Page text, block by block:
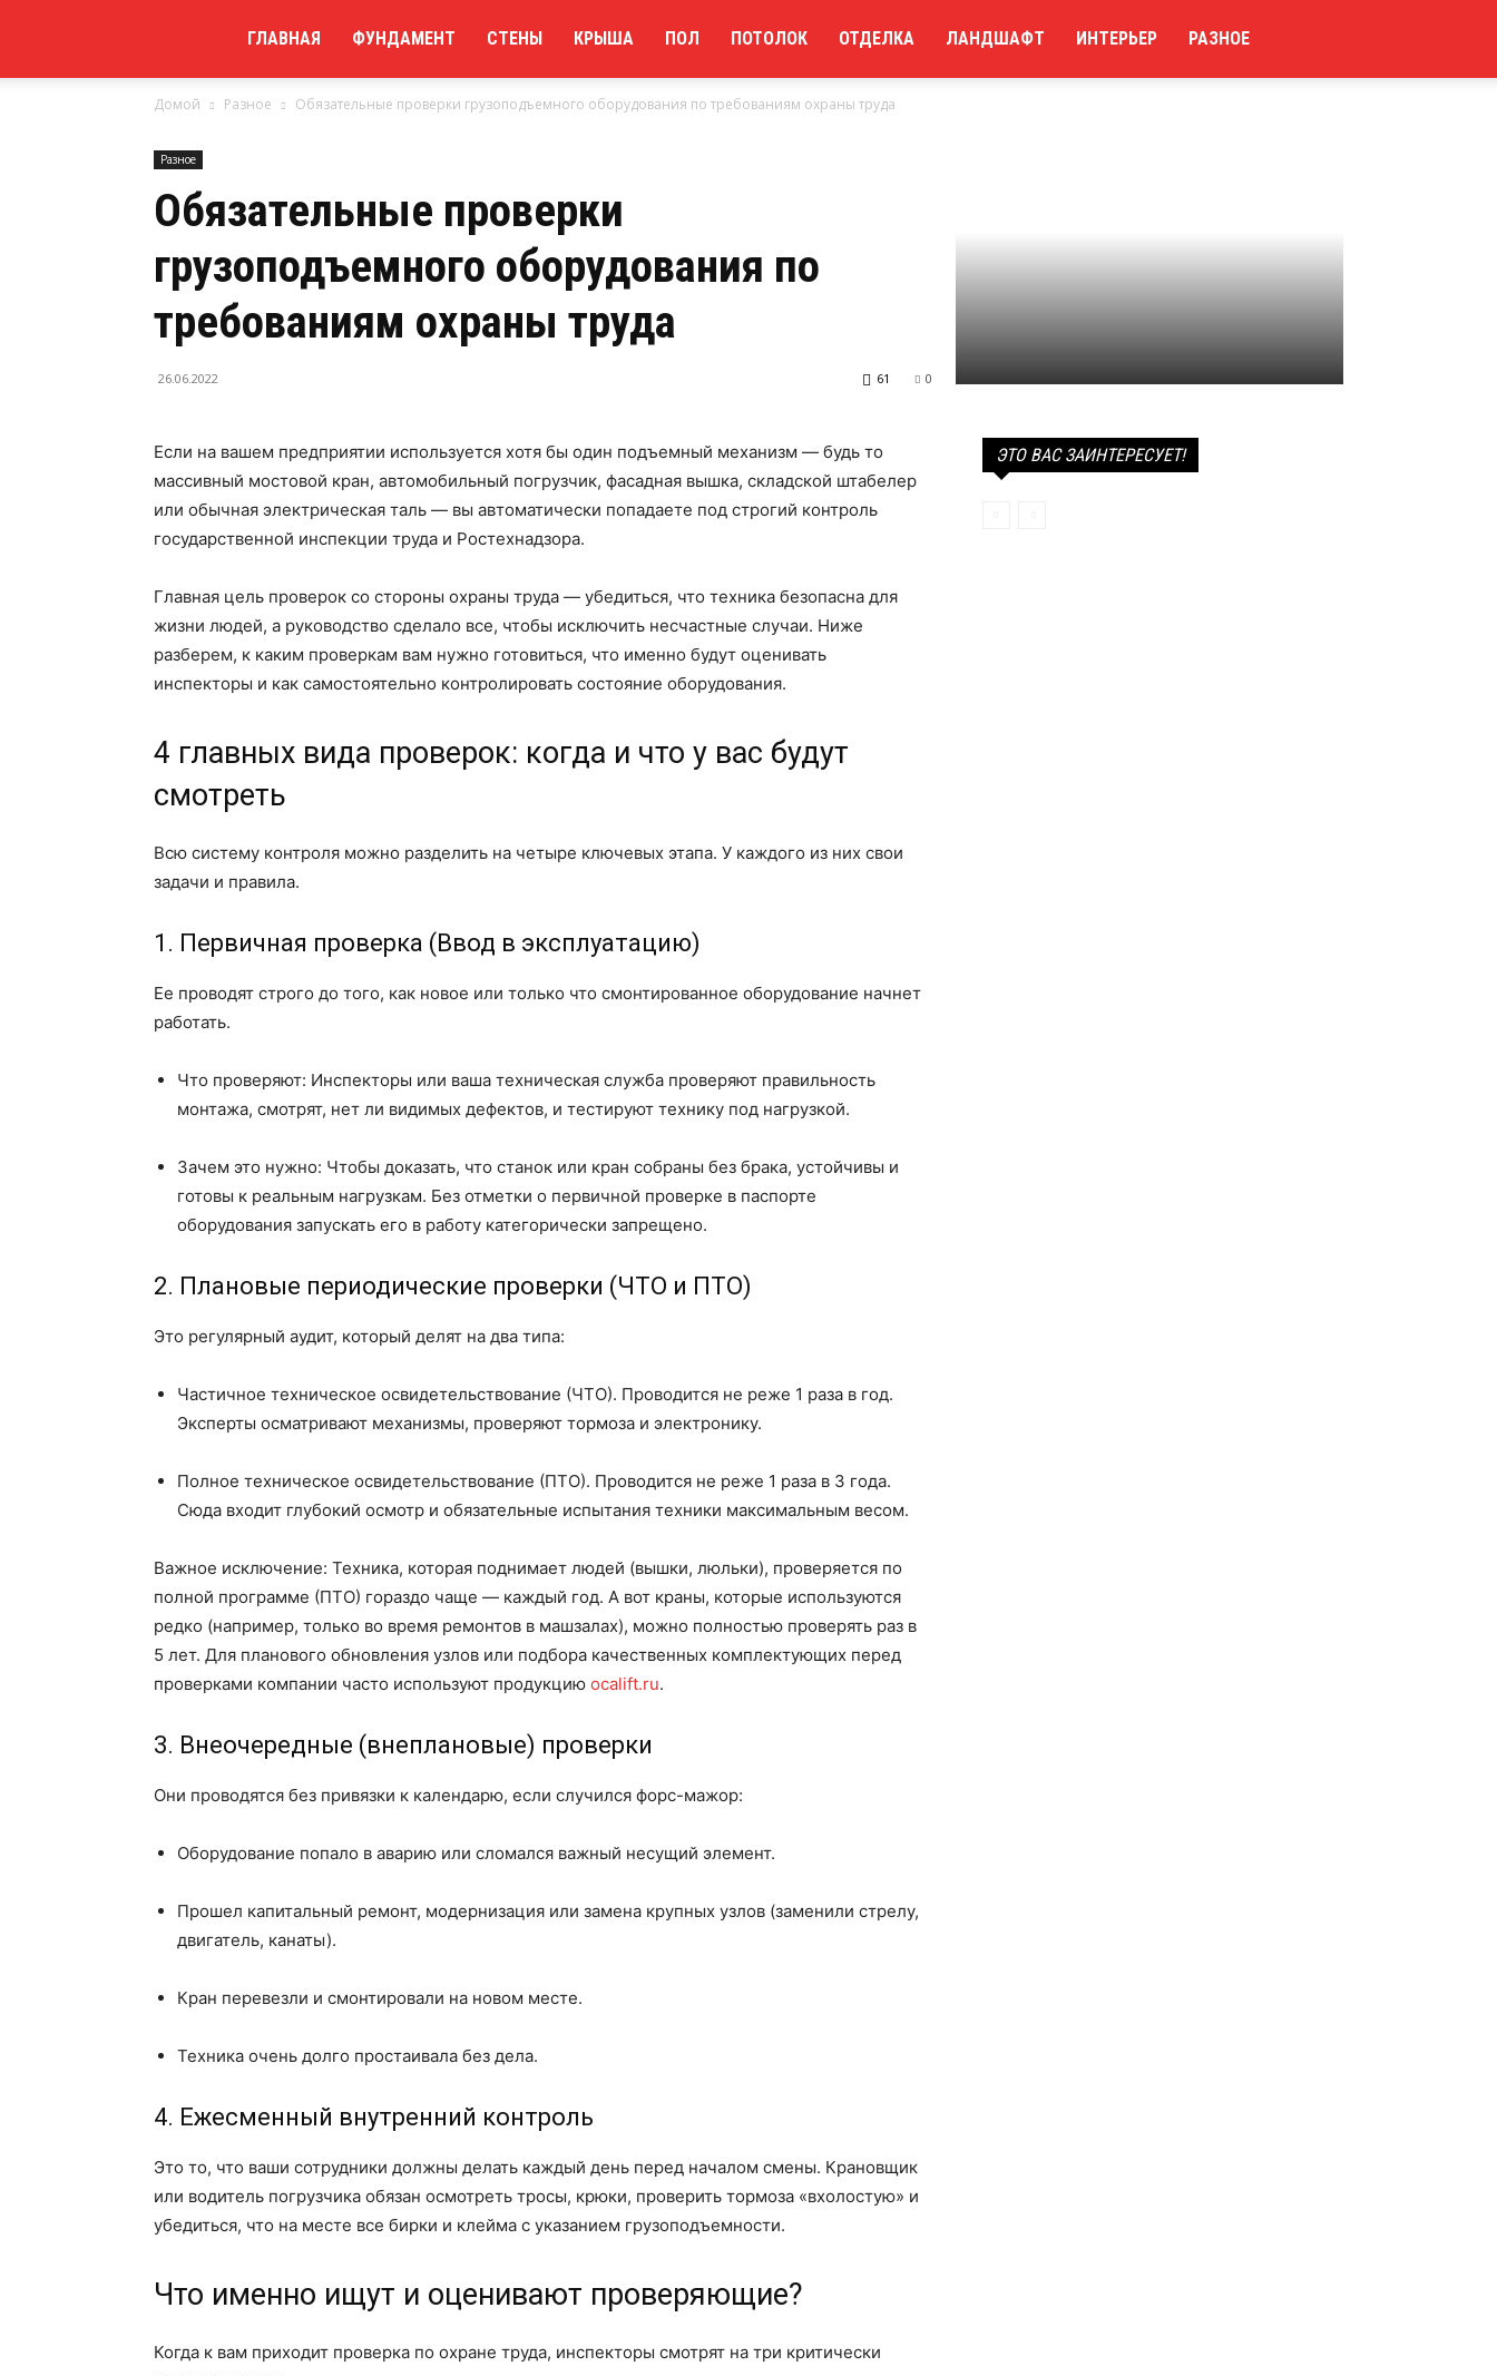
ГЛАВНАЯ ФУНДАМЕНТ СТЕНЫ КРЫША ПОЛ ПОТОЛОК ОТДЕЛКА ЛАНДШАФТ ИНТЕРЬЕР РАЗНОЕ
Домой Разное Обязательные проверки грузоподъемного оборудования по требованиям охраны труда
Разное
Обязательные проверки
грузоподъемного оборудования по
требованиям охраны труда
26.06.2022 0
61
Если на вашем предприятии используется хотя бы один подъемный механизм — будь то
массивный мостовой кран, автомобильный погрузчик, фасадная вышка, складской штабелер
или обычная электрическая таль — вы автоматически попадаете под строгий контроль
государственной инспекции труда и Ростехнадзора.
Главная цель проверок со стороны охраны труда — убедиться, что техника безопасна для
жизни людей, а руководство сделало все, чтобы исключить несчастные случаи. Ниже
разберем, к каким проверкам вам нужно готовиться, что именно будут оценивать
инспекторы и как самостоятельно контролировать состояние оборудования.
4 главных вида проверок: когда и что у вас будут
смотреть
Всю систему контроля можно разделить на четыре ключевых этапа. У каждого из них свои
задачи и правила.
1. Первичная проверка (Ввод в эксплуатацию)
Ее проводят строго до того, как новое или только что смонтированное оборудование начнет
работать.
Что проверяют: Инспекторы или ваша техническая служба проверяют правильность
монтажа, смотрят, нет ли видимых дефектов, и тестируют технику под нагрузкой.
Зачем это нужно: Чтобы доказать, что станок или кран собраны без брака, устойчивы и
готовы к реальным нагрузкам. Без отметки о первичной проверке в паспорте
оборудования запускать его в работу категорически запрещено.
2. Плановые периодические проверки (ЧТО и ПТО)
Это регулярный аудит, который делят на два типа:
Частичное техническое освидетельствование (ЧТО). Проводится не реже 1 раза в год.
Эксперты осматривают механизмы, проверяют тормоза и электронику.
Полное техническое освидетельствование (ПТО). Проводится не реже 1 раза в 3 года.
Сюда входит глубокий осмотр и обязательные испытания техники максимальным весом.
Важное исключение: Техника, которая поднимает людей (вышки, люльки), проверяется по
полной программе (ПТО) гораздо чаще — каждый год. А вот краны, которые используются
редко (например, только во время ремонтов в машзалах), можно полностью проверять раз в
5 лет. Для планового обновления узлов или подбора качественных комплектующих перед
проверками компании часто используют продукцию ocalift.ru.
3. Внеочередные (внеплановые) проверки
Они проводятся без привязки к календарю, если случился форс-мажор:
Оборудование попало в аварию или сломался важный несущий элемент.
Прошел капитальный ремонт, модернизация или замена крупных узлов (заменили стрелу,
двигатель, канаты).
Кран перевезли и смонтировали на новом месте.
Техника очень долго простаивала без дела.
4. Ежесменный внутренний контроль
Это то, что ваши сотрудники должны делать каждый день перед началом смены. Крановщик
или водитель погрузчика обязан осмотреть тросы, крюки, проверить тормоза «вхолостую» и
убедиться, что на месте все бирки и клейма с указанием грузоподъемности.
Что именно ищут и оценивают проверяющие?
Когда к вам приходит проверка по охране труда, инспекторы смотрят на три критически
ЭТО ВАС ЗАИНТЕРЕСУЕТ!